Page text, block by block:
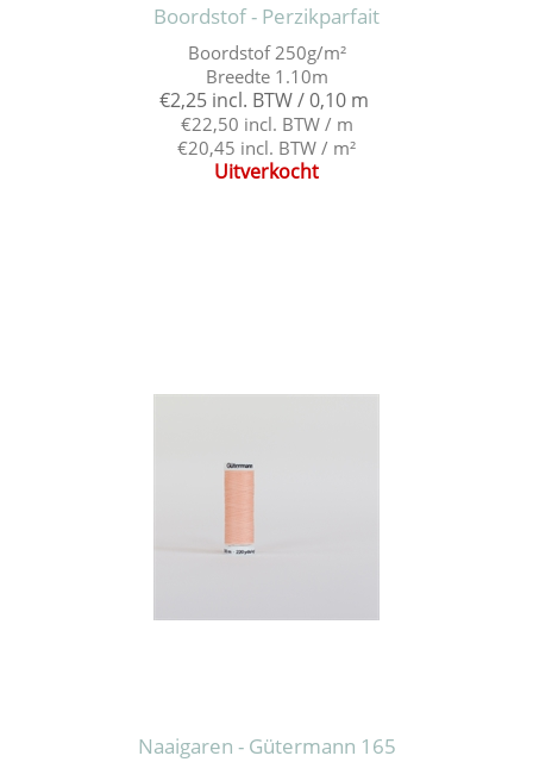
Boordstof - Perzikparfait
Boordstof 250g/m²
Breedte 1.10m
€2,25 incl. BTW / 0,10 m
€22,50 incl. BTW / m
€20,45 incl. BTW / m²
Uitverkocht
Naaigaren - Gütermann 165